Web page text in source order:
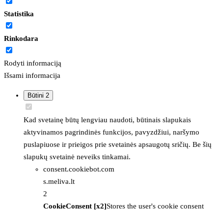
Statistika
Rinkodara
Rodyti informaciją
Išsami informacija
Būtini 2
Kad svetainę būtų lengviau naudoti, būtinais slapukais
aktyvinamos pagrindinės funkcijos, pavyzdžiui, naršymo
puslapiuose ir prieigos prie svetainės apsaugotų sričių. Be šių
slapukų svetainė neveiks tinkamai.
consent.cookiebot.com
s.meliva.lt
2
CookieConsent [x2]Stores the user's cookie consent